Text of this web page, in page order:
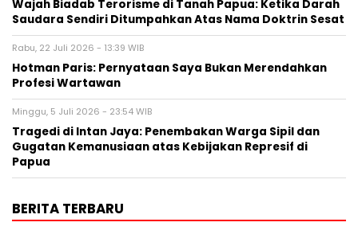
Wajah Biadab Terorisme di Tanah Papua: Ketika Darah
Saudara Sendiri Ditumpahkan Atas Nama Doktrin Sesat
Rabu, 22 Juli 2026 - 13:39 WIB
Hotman Paris: Pernyataan Saya Bukan Merendahkan
Profesi Wartawan
Minggu, 5 Juli 2026 - 23:54 WIB
Tragedi di Intan Jaya: Penembakan Warga Sipil dan
Gugatan Kemanusiaan atas Kebijakan Represif di
Papua
BERITA TERBARU